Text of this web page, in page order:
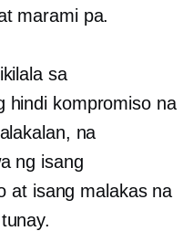
marami pa.
sa
hindi kompromiso na
na
ng isang
at isang malakas na